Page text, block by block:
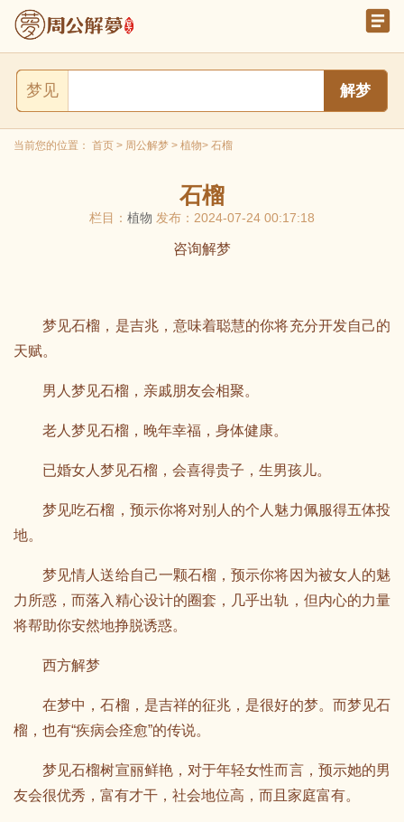
梦见
当前您的位置： 首页 > 周公解梦 > 植物> 石榴
石榴
栏目： 植物 发布：2024-07-24 00:17:18
咨询解梦
梦见石榴，是吉兆，意味着聪慧的你将充分开发自己的
天赋。
男人梦见石榴，亲戚朋友会相聚。
老人梦见石榴，晚年幸福，身体健康。
已婚女人梦见石榴，会喜得贵子，生男孩儿。
梦见吃石榴，预示你将对别人的个人魅力佩服得五体投
地。
梦见情人送给自己一颗石榴，预示你将因为被女人的魅
力所惑，而落入精心设计的圈套，几乎出轨，但内心的力量
将帮助你安然地挣脱诱惑。
西方解梦
在梦中，石榴，是吉祥的征兆，是很好的梦。而梦见石
榴，也有“疾病会痊愈”的传说。
梦见石榴树宣丽鲜艳，对于年轻女性而言，预示她的男
友会很优秀，富有才干，社会地位高，而且家庭富有。